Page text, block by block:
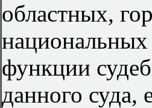
областных,
функции
данного суда,